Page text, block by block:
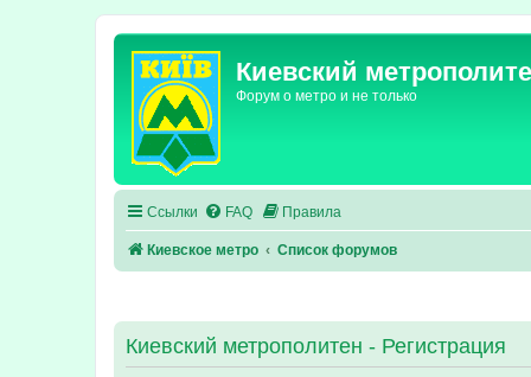
Киевский
Форум о метро и не только
Ссылки FAQ Правила
Киевское метро Список форумов
Киевский метрополитен - Регистрация